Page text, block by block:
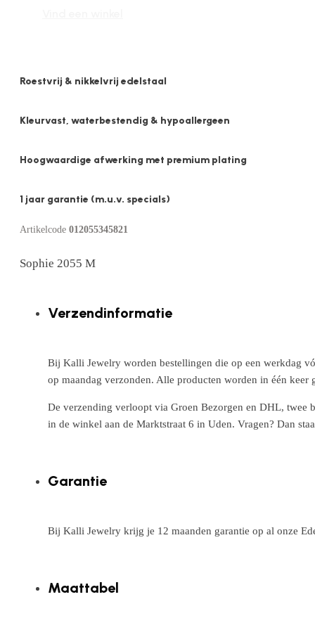
Roestvrij & nikkelvrij edelstaal
Kleurvast, waterbestendig & hypoallergeen
Hoogwaardige afwerking met premium plating
1 jaar garantie (m.u.v. specials)
Artikelcode 012055345821
Sophie 2055 M
Verzendinformatie
Bij Kalli Jewelry worden bestellingen die op een werkdag
op maandag verzonden. Alle producten worden in één
De verzending verloopt via Groen Bezorgen en DHL, twee
in de winkel aan de Marktstraat 6 in Uden. Vragen? Dan
Garantie
Bij Kalli Jewelry krijg je 12 maanden garantie op al onze
Maattabel